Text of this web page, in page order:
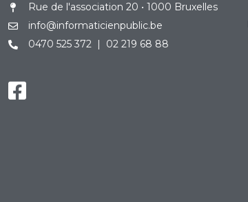
Rue de l'association 20 • 1000 Bruxelles
info@informaticienpublic.be
0470 525 372 | 02 219 68 88